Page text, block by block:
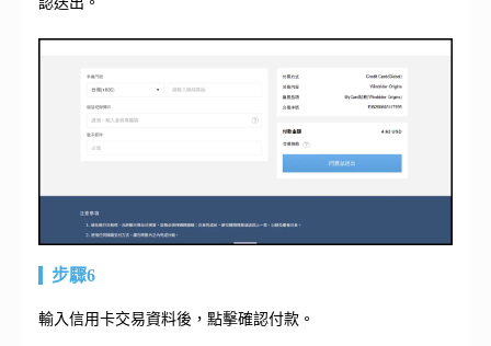
步驟6
輸入信用卡交易資料後，點擊確認付款。